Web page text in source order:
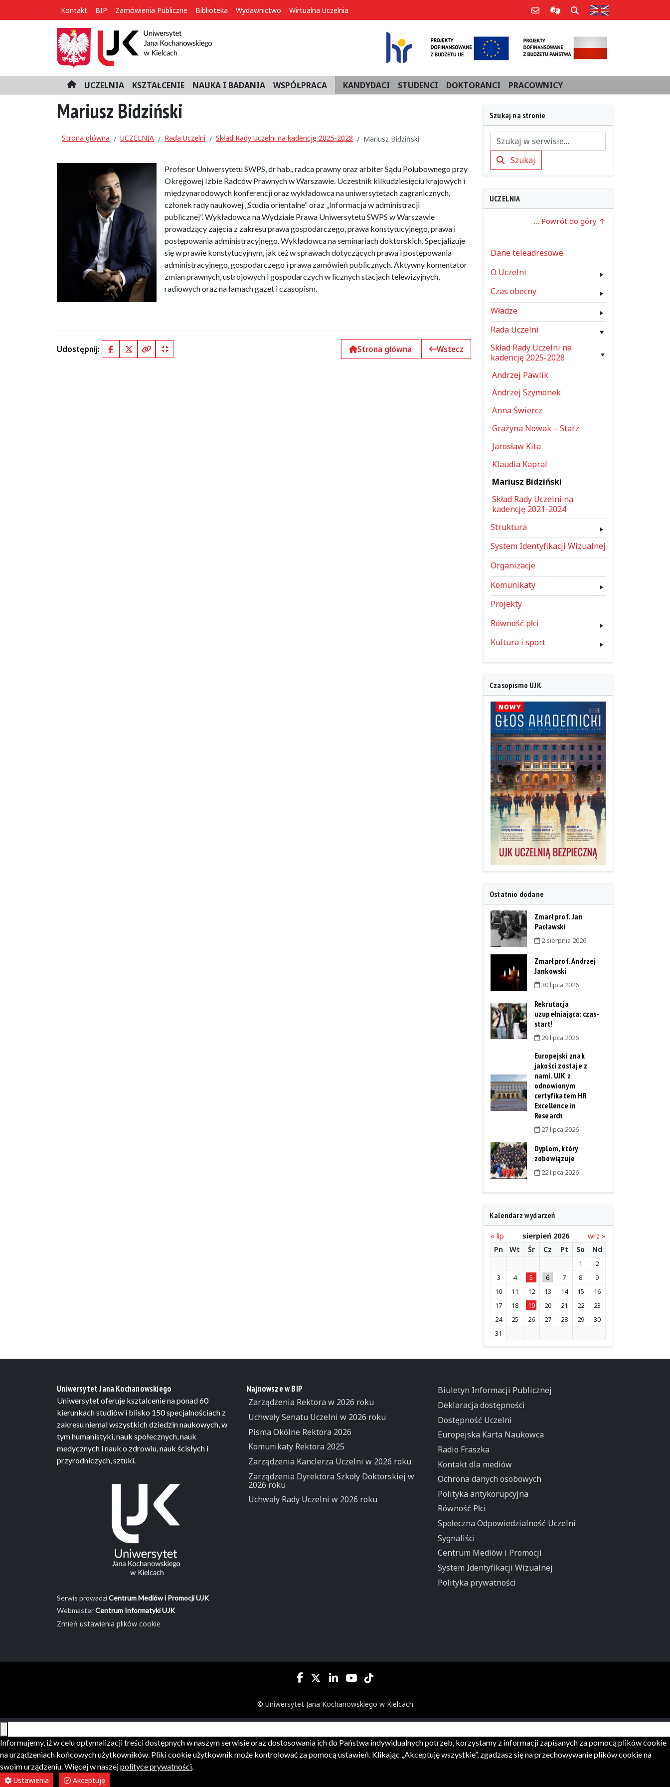
Kontakt BIP Zamówienia Publiczne Biblioteka Wydawnictwo Wirtualna Uczelnia Poczta e-mailInformacje dla użytkowników
Szukaj Strona w języku
H
o
m
e
UCZELNIA KSZTAŁCENIE NAUKA I BADANIA WSPÓŁPRACA KANDYDACI STUDENCI DOKTORANCI PRACOWNICY
Mariusz Bidziński
Strona główna UCZELNIA Rada Uczelni Skład Rady Uczelni na kadencję 2025-2028 Mariusz Bidziński
Profesor Uniwersytetu SWPS, dr hab., radca prawny oraz arbiter Sądu Polubownego przy
Okręgowej Izbie Radców Prawnych w Warszawie. Uczestnik kilkudziesięciu krajowych i
międzynarodowych konferencji oraz wykładowca na uniwersytetach zagranicznych,
członek rady naukowej „Studia orientalne” oraz „Informacja w administracji
publicznej”. Wykładowca na Wydziale Prawa Uniwersytetu SWPS w Warszawie
prowadzący zajęcia z zakresu prawa gospodarczego, prawa konstytucyjnego, prawa i
postępowania administracyjnego. Wykładowca na seminariach doktorskich. Specjalizuje
się w prawie konstytucyjnym, jak też w sprawach dotyczących prawa i postępowania
administracyjnego, gospodarczego i prawa zamówień publicznych. Aktywny komentator
zmian prawnych, ustrojowych i gospodarczych w licznych stacjach telewizyjnych,
radiowych oraz na łamach gazet i czasopism.
Udostępnij: FacebookX (Twitter)
Kopiuj pełny link
Kopiuj krótki link Strona główna Wstecz
Szukaj na stronie
SzukajSzukaj
UCZELNIA
… Powrót do góry
Dane teleadresowe
O Uczelni
Czas obecny
Władze
Rada Uczelni
Skład Rady Uczelni na
kadencję 2025-2028
Andrzej Pawlik
Andrzej Szymonek
Anna Świercz
Grażyna Nowak – Starz
Jarosław Kita
Klaudia Kapral
Mariusz Bidziński
Skład Rady Uczelni na
kadencję 2021-2024
Struktura
System Identyfikacji Wizualnej
Organizacje
Komunikaty
Projekty
Równość płci
Kultura i sport
Czasopismo UJK
Ostatnio dodane
Zmarł prof. Jan
Pacławski
2 sierpnia 2026
Zmarł prof. Andrzej
Jankowski
30 lipca 2026
Rekrutacja
uzupełniająca: czas-
start!
29 lipca 2026
Europejski znak
jakości zostaje z
nami. UJK z
odnowionym
certyfikatem HR
Excellence in
Research
27 lipca 2026
Dyplom, który
zobowiązuje
22 lipca 2026
Kalendarz wydarzeń
« lip sierpień 2026
wrz »
Pn
Wt Śr Cz Pt So Nd
1
2
3
4 5 6 7 8
9
10
11 12 13 14 15
16
17
18 19 20 21 22
23
24
25 26 27 28 29
30
31
Uniwersytet Jana Kochanowskiego
Uniwersytet oferuje ksztalcenie na ponad 60
kierunkach studiów i blisko 150 specjalnościach z
zakresu niemal wszystkich dziedzin naukowych, w
tym humanistyki, nauk społecznych, nauk
medycznych i nauk o zdrowiu, nauk ścisłych i
przyrodniczych, sztuki.
Serwis prowadziCentrum Mediów i Promocji UJK
WebmasterCentrum Informatyki UJK
Zmień ustawienia plików cookie
Najnowsze w BIP
Zarządzenia Rektora w 2026 roku
Uchwały Senatu Uczelni w 2026 roku
Pisma Okólne Rektora 2026
Komunikaty Rektora 2025
Zarządzenia Kanclerza Uczelni w 2026 roku
Zarządzenia Dyrektora Szkoły Doktorskiej w
2026 roku
Uchwały Rady Uczelni w 2026 roku
Biuletyn Informacji Publicznej
Deklaracja dostępności
Dostępność Uczelni
Europejska Karta Naukowca
Radio Fraszka
Kontakt dla mediów
Ochrona danych osobowych
Polityka antykorupcyjna
Równość Płci
Społeczna Odpowiedzialność Uczelni
Sygnaliści
Centrum Mediów i Promocji
System Identyfikacji Wizualnej
Polityka prywatności
© Uniwersytet Jana Kochanowskiego w Kielcach
Informujemy, iż w celu optymalizacji treści dostępnych w naszym serwisie oraz dostosowania ich do Państwa indywidualnych potrzeb, korzystamy z informacji zapisanych za pomocą plików cookie
na urządzeniach końcowych użytkowników. Pliki cookie użytkownik może kontrolować za pomocą ustawień. Klikając „Akceptuję wszystkie”, zgadzasz się na przechowywanie plików cookie na
swoim urządzeniu. Więcej w naszejpolityce prywatności
Ustawienia
Akceptuję